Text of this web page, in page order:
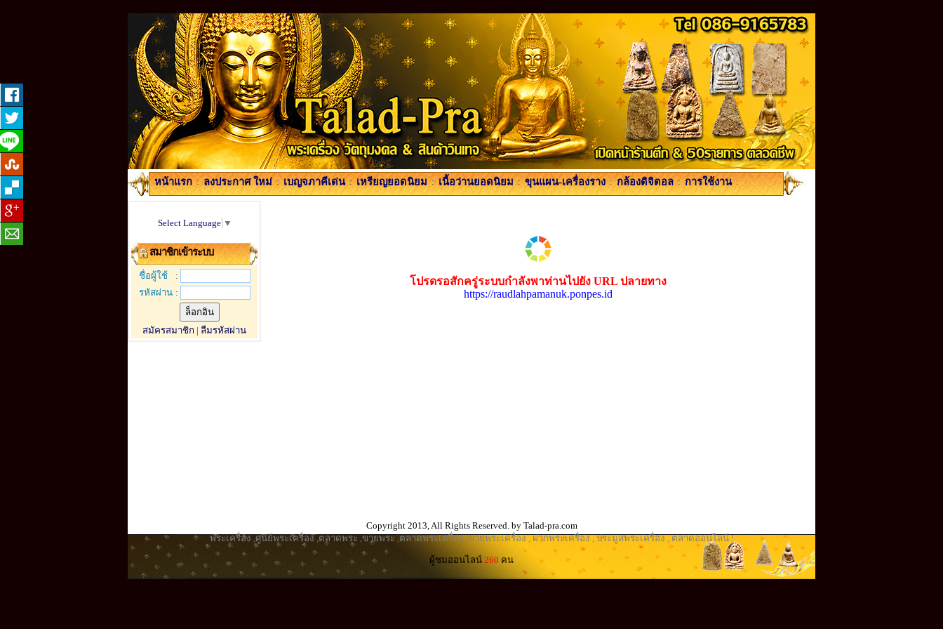
หน้าแรก : ลงประกาศ ใหม่ : เบญจภาคีเด่น : เหรียญยอดนิยม : เนื้อว่านยอดนิยม : ขุนแผน-เครื่องราง : กล้องดิจิตอล : การใช้งาน :
Select Language ▼
สมาชิกเข้าระบบ
ชื่อผู้ใช้
:
รหัสผ่าน :
สมัครสมาชิก | ลืมรหัสผ่าน
โปรดรอสักครู่ระบบกำลังพาท่านไปยัง URL ปลายทาง
https://raudlahpamanuk.ponpes.id
Copyright 2013, All Rights Reserved. by Talad-pra.com
พระเครื่อง ,ศูนย์พระเครื่อง,ตลาดพระ ,ขายพระ ,ตลาดพระเครื่อง ,ขายพระเครื่อง, ฝากพระเครื่อง, ประมูลพระเครื่อง , ตลาดออนไลน์ !
ผู้ชมออนไลน์ 260 คน